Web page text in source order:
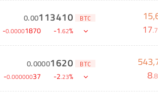
0.00113410 BTC
-0.00001870 -1.62% 17.
0.00001620 BTC
-0.00000037 -2.23% 8.